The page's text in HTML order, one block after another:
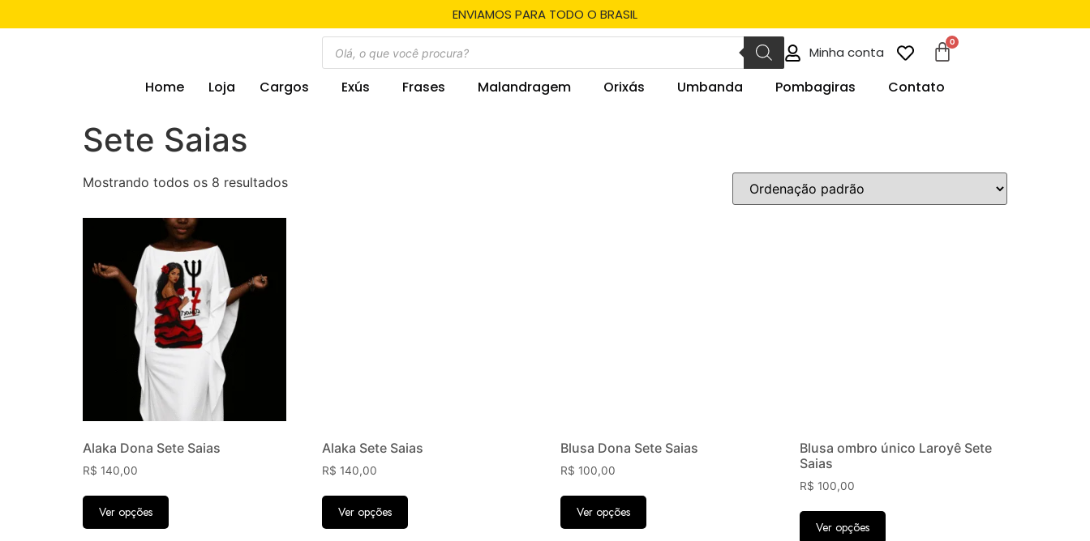
ENVIAMOS PARA TODO O BRASIL
Minha conta
Home Loja Cargos Exús Frases Malandragem Orixás Umbanda Pombagiras Contato
Sete Saias
Mostrando todos os 8 resultados
Alaka Dona Sete Saias
R$ 140,00
Ver opções
Alaka Sete Saias
R$ 140,00
Ver opções
Blusa Dona Sete Saias
R$ 100,00
Ver opções
Blusa ombro único Laroyê Sete
Saias
R$ 100,00
Ver opções